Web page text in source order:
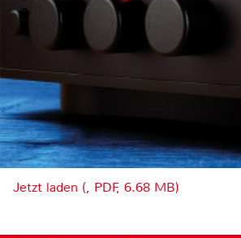
Jetzt laden (, PDF, 6.68 MB)